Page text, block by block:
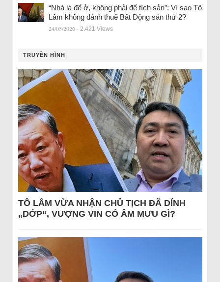
“Nhà là để ở, không phải để tích sản”: Vì sao Tô
Lâm không đánh thuế Bất Động sản thứ 2?
24/05/2026 - 2.421 Views
TRUYỀN HÌNH
TÔ LÂM VỪA NHẬN CHỦ TỊCH ĐÃ DÍNH
„DỚP“, VƯỢNG VIN CÓ ÂM MƯU GÌ?